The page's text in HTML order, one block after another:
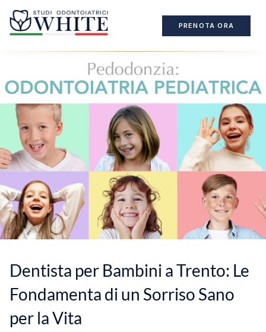
PRENOTA ORA
Dentista per Bambini a Trento: Le
Fondamenta di un Sorriso Sano
per la Vita